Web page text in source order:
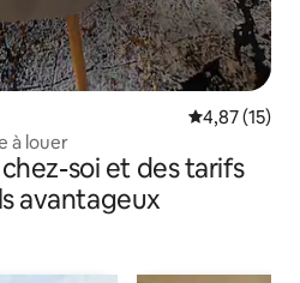
Évaluation
4,87 (15)
à louer
soi et des tarifs
avantageux